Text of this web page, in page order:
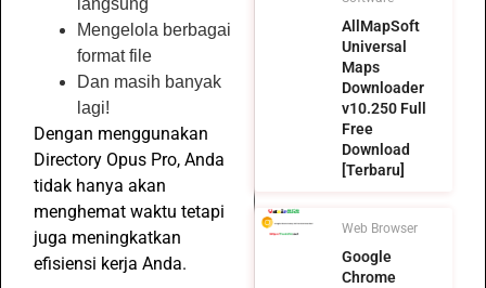
langsung
Mengelola berbagai
format file
Dan masih banyak
lagi!
Dengan menggunakan
Directory Opus Pro, Anda
tidak hanya akan
menghemat waktu tetapi
juga meningkatkan
efisiensi kerja Anda.
AllMapSoft
Universal
Maps
Downloader
v10.250 Full
Free
Download
[Terbaru]
Web Browser
Google
Chrome